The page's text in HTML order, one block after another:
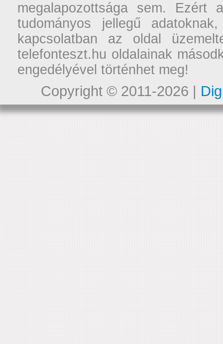
megalapozottsága sem. Ezért
tudományos jellegű
kapcsolatban az oldal
telefonteszt.hu oldalainak
engedélyével történhet meg!
Copyright © 2011-2026 |